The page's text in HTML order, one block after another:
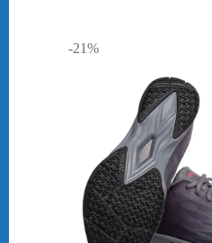
-21%